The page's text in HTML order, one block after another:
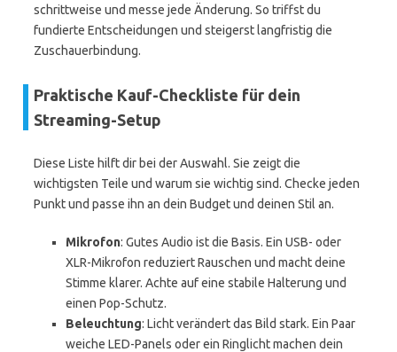
schrittweise und messe jede Änderung. So triffst du
fundierte Entscheidungen und steigerst langfristig die
Zuschauerbindung.
Praktische Kauf-Checkliste für dein
Streaming-Setup
Diese Liste hilft dir bei der Auswahl. Sie zeigt die
wichtigsten Teile und warum sie wichtig sind. Checke jeden
Punkt und passe ihn an dein Budget und deinen Stil an.
Mikrofon: Gutes Audio ist die Basis. Ein USB- oder
XLR-Mikrofon reduziert Rauschen und macht deine
Stimme klarer. Achte auf eine stabile Halterung und
einen Pop-Schutz.
Beleuchtung: Licht verändert das Bild stark. Ein Paar
weiche LED-Panels oder ein Ringlicht machen dein